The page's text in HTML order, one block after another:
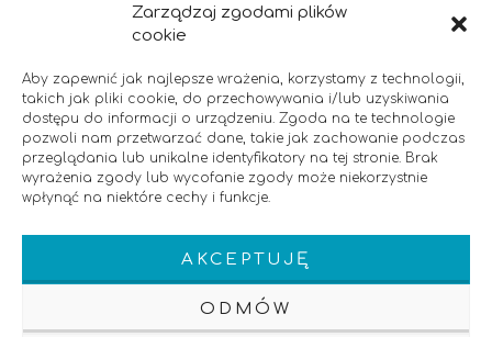
Zarządzaj zgodami plików
cookie
Aby zapewnić jak najlepsze wrażenia, korzystamy z technologii,
takich jak pliki cookie, do przechowywania i/lub uzyskiwania
dostępu do informacji o urządzeniu. Zgoda na te technologie
pozwoli nam przetwarzać dane, takie jak zachowanie podczas
przeglądania lub unikalne identyfikatory na tej stronie. Brak
wyrażenia zgody lub wycofanie zgody może niekorzystnie
wpłynąć na niektóre cechy i funkcje.
AKCEPTUJĘ
ODMÓW
piątek 15:00–02:00
niedziela 14:00–00:00
SOCIAL MEDIA